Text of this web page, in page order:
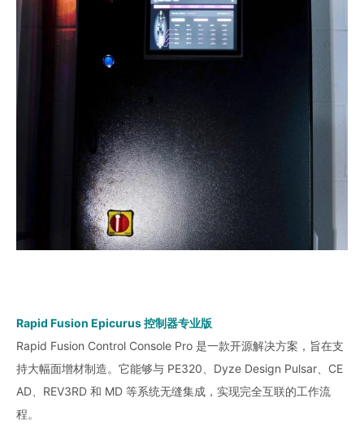
Rapid Fusion Epicurus 控制器专业版
Rapid Fusion Control Console Pro 是一款开源解决方案，旨在支
持大幅面增材制造。它能够与 PE320、Dyze Design Pulsar、CE
AD、REV3RD 和 MD 等系统无缝集成，实现完全互联的工作流
程。